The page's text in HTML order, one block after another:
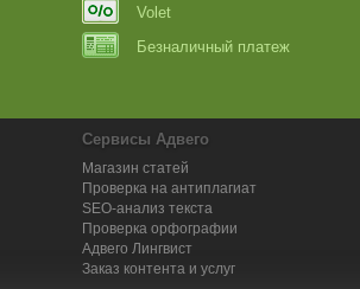
Volet
Безналичный платеж
Сервисы Адвего
Магазин статей
Проверка на антиплагиат
SEO-анализ текста
Проверка орфографии
Адвего Лингвист
Заказ контента и услуг